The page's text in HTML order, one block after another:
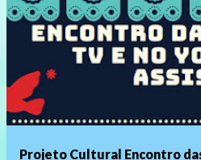
Projeto Cultural Encontro